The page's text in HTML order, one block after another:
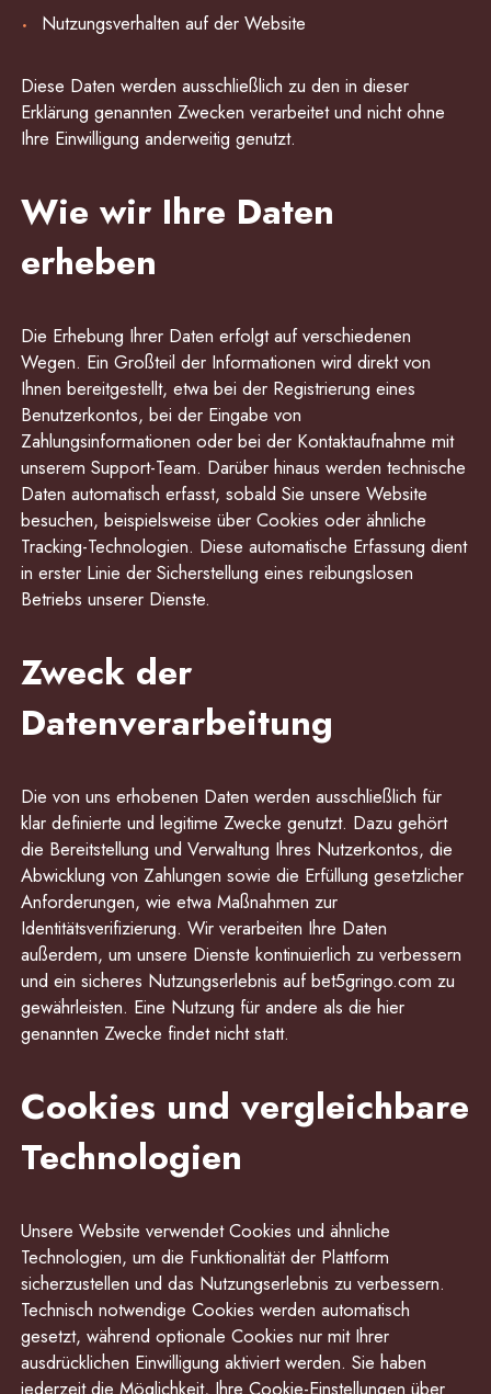
Nutzungsverhalten auf der Website
Diese Daten werden ausschließlich zu den in dieser
Erklärung genannten Zwecken verarbeitet und nicht ohne
Ihre Einwilligung anderweitig genutzt.
Wie wir Ihre Daten
erheben
Die Erhebung Ihrer Daten erfolgt auf verschiedenen
Wegen. Ein Großteil der Informationen wird direkt von
Ihnen bereitgestellt, etwa bei der Registrierung eines
Benutzerkontos, bei der Eingabe von
Zahlungsinformationen oder bei der Kontaktaufnahme mit
unserem Support-Team. Darüber hinaus werden technische
Daten automatisch erfasst, sobald Sie unsere Website
besuchen, beispielsweise über Cookies oder ähnliche
Tracking-Technologien. Diese automatische Erfassung dient
in erster Linie der Sicherstellung eines reibungslosen
Betriebs unserer Dienste.
Zweck der
Datenverarbeitung
Die von uns erhobenen Daten werden ausschließlich für
klar definierte und legitime Zwecke genutzt. Dazu gehört
die Bereitstellung und Verwaltung Ihres Nutzerkontos, die
Abwicklung von Zahlungen sowie die Erfüllung gesetzlicher
Anforderungen, wie etwa Maßnahmen zur
Identitätsverifizierung. Wir verarbeiten Ihre Daten
außerdem, um unsere Dienste kontinuierlich zu verbessern
und ein sicheres Nutzungserlebnis auf bet5gringo.com zu
gewährleisten. Eine Nutzung für andere als die hier
genannten Zwecke findet nicht statt.
Cookies und vergleichbare
Technologien
Unsere Website verwendet Cookies und ähnliche
Technologien, um die Funktionalität der Plattform
sicherzustellen und das Nutzungserlebnis zu verbessern.
Technisch notwendige Cookies werden automatisch
gesetzt, während optionale Cookies nur mit Ihrer
ausdrücklichen Einwilligung aktiviert werden. Sie haben
jederzeit die Möglichkeit, Ihre Cookie-Einstellungen über